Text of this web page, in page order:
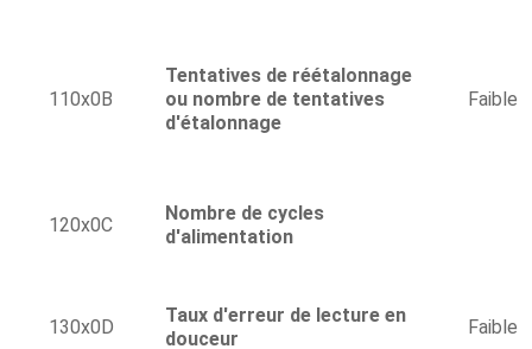
110x0B
Tentatives de réétalonnage
ou nombre de tentatives
d'étalonnage
Faible
120x0C
Nombre de cycles
d'alimentation
130x0D
Taux d'erreur de lecture en
douceur
Faible